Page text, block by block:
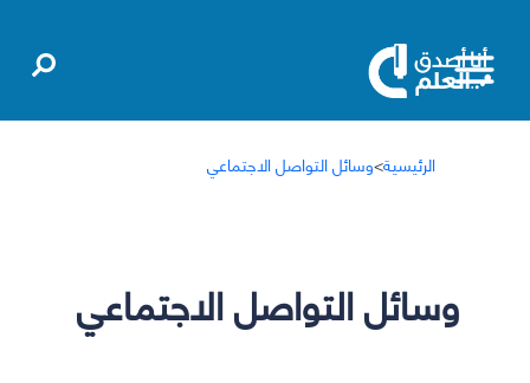
الرئيسية>وسائل التواصل الاجتماعي
وسائل التواصل الاجتماعي